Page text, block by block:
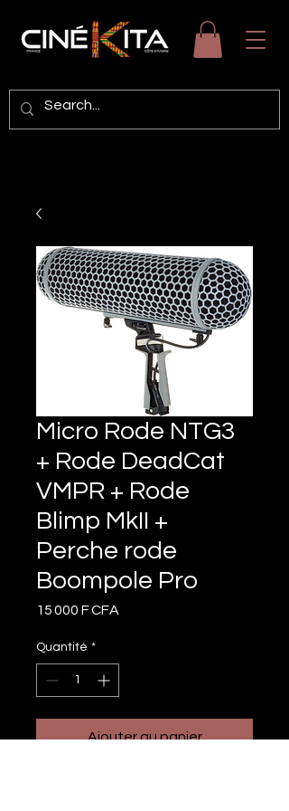
Micro Rode NTG3
+ Rode DeadCat
VMPR + Rode
Blimp MkII +
Perche rode
Boompole Pro
15 000 F CFA
Quantité *
Ajouter au panier